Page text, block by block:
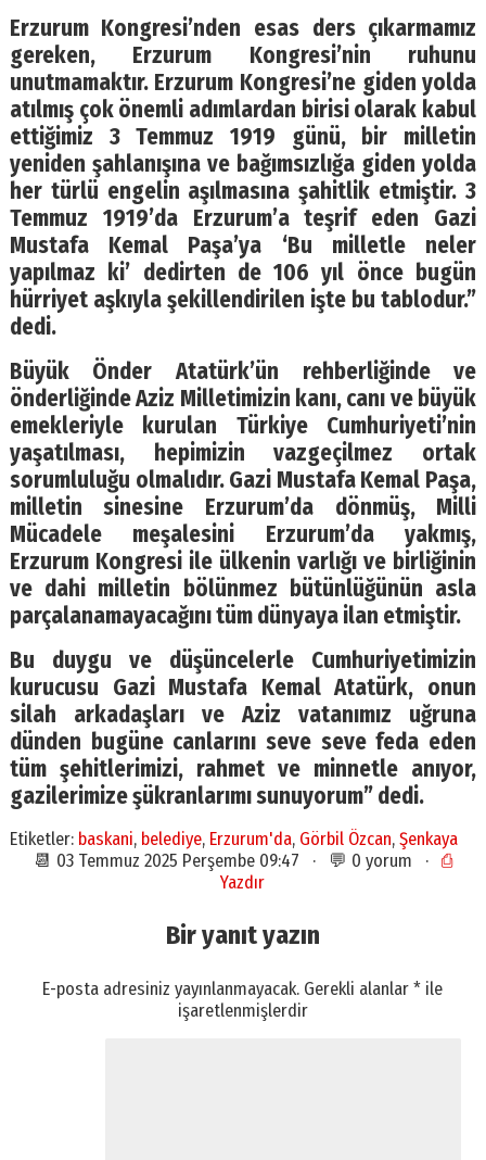
Erzurum Kongresi’nden esas ders çıkarmamız
gereken, Erzurum Kongresi’nin ruhunu
unutmamaktır. Erzurum Kongresi’ne giden yolda
atılmış çok önemli adımlardan birisi olarak kabul
ettiğimiz 3 Temmuz 1919 günü, bir milletin
yeniden şahlanışına ve bağımsızlığa giden yolda
her türlü engelin aşılmasına şahitlik etmiştir. 3
Temmuz 1919’da Erzurum’a teşrif eden Gazi
Mustafa Kemal Paşa’ya ‘Bu milletle neler
yapılmaz ki’ dedirten de 106 yıl önce bugün
hürriyet aşkıyla şekillendirilen işte bu tablodur.”
dedi.
Büyük Önder Atatürk’ün rehberliğinde ve
önderliğinde Aziz Milletimizin kanı, canı ve büyük
emekleriyle kurulan Türkiye Cumhuriyeti’nin
yaşatılması, hepimizin vazgeçilmez ortak
sorumluluğu olmalıdır. Gazi Mustafa Kemal Paşa,
milletin sinesine Erzurum’da dönmüş, Milli
Mücadele meşalesini Erzurum’da yakmış,
Erzurum Kongresi ile ülkenin varlığı ve birliğinin
ve dahi milletin bölünmez bütünlüğünün asla
parçalanamayacağını tüm dünyaya ilan etmiştir.
Bu duygu ve düşüncelerle Cumhuriyetimizin
kurucusu Gazi Mustafa Kemal Atatürk, onun
silah arkadaşları ve Aziz vatanımız uğruna
dünden bugüne canlarını seve seve feda eden
tüm şehitlerimizi, rahmet ve minnetle anıyor,
gazilerimize şükranlarımı sunuyorum” dedi.
Etiketler: baskani, belediye, Erzurum'da, Görbil Özcan, Şenkaya
📆 03 Temmuz 2025 Perşembe 09:47 · 💬 0 yorum · ⎙
Yazdır
Bir yanıt yazın
E-posta adresiniz yayınlanmayacak. Gerekli alanlar* ile
işaretlenmişlerdir